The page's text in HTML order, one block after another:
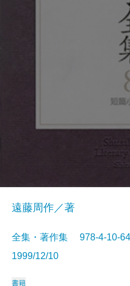
遠藤周作／著
全集・著作集 978-4-10-
1999/12/10
書籍